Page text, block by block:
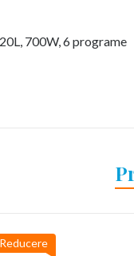
700W, 6 programe
Reducere